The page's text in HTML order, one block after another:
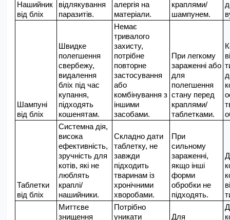
Нашийник
від бліх
відлякування
паразитів.
алергія на
матеріали.
краплями/
шампунем.
Шампуні
від бліх
Швидке
полегшення
свербежу,
видалення
бліх під час
купання,
підходять
кошенятам.
Немає
тривалого
захисту,
потрібне
повторне
застосування
або
комбінування з
іншими
засобами.
При легкому
зараженні або
для
полегшення
стану перед
краплями/
таблетками.
Таблетки
від бліх
Системна дія,
висока
ефективність,
зручність для
котів, які не
люблять
краплі/
нашийники.
Складно дати
таблетку, не
завжди
підходить
тваринам із
хронічними
хворобами.
При
сильному
зараженні,
якщо інші
форми
обробки не
підходять.
Миттєве
знищення
Потрібно
уникати
Для